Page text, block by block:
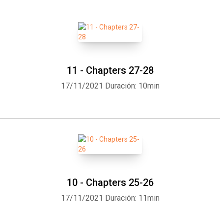
11 - Chapters 27-28
17/11/2021 Duración: 10min
10 - Chapters 25-26
17/11/2021 Duración: 11min